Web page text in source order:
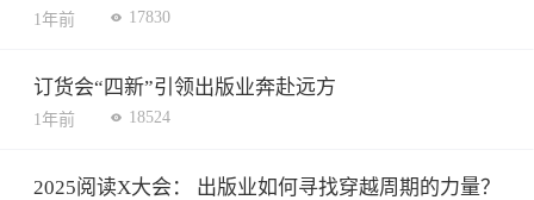
1年前 17830
订货会“四新”引领出版业奔赴远方
1年前 18524
2025阅读X大会： 出版业如何寻找穿越周期的力量？